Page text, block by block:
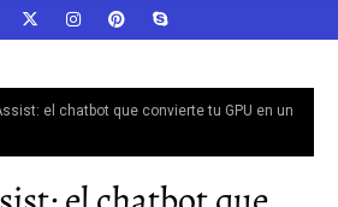
el chatbot que convierte tu GPU en un